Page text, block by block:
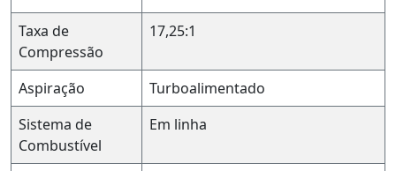
Taxa de
Compressão
17,25:1
Aspiração
Turboalimentado
Sistema de
Combustível
Em linha